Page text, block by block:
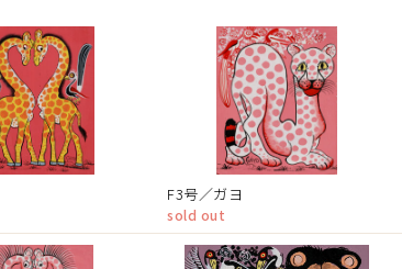
F3号／ガヨ
sold out